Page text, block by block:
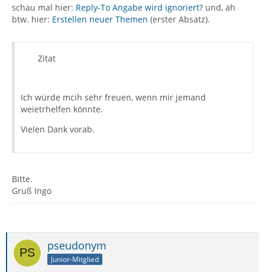
schau mal hier: Reply-To Angabe wird ignoriert? und, äh
btw. hier: Erstellen neuer Themen (erster Absatz).
Zitat
Ich würde mcih sehr freuen, wenn mir jemand
weietrhelfen könnte.
Vielen Dank vorab.
Bitte.
Gruß Ingo
pseudonym
Junior-Mitglied